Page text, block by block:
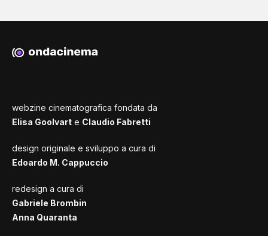
webzine cinematografica fondata da
Elisa Goolvart e Claudio Fabretti
design originale e sviluppo a cura di
Edoardo M. Cappuccio
redesign a cura di
Gabriele Brombin
Anna Quaranta